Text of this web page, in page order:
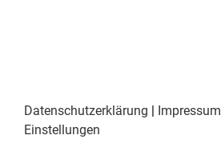
Datenschutzerklärung | Impressum
Einstellungen